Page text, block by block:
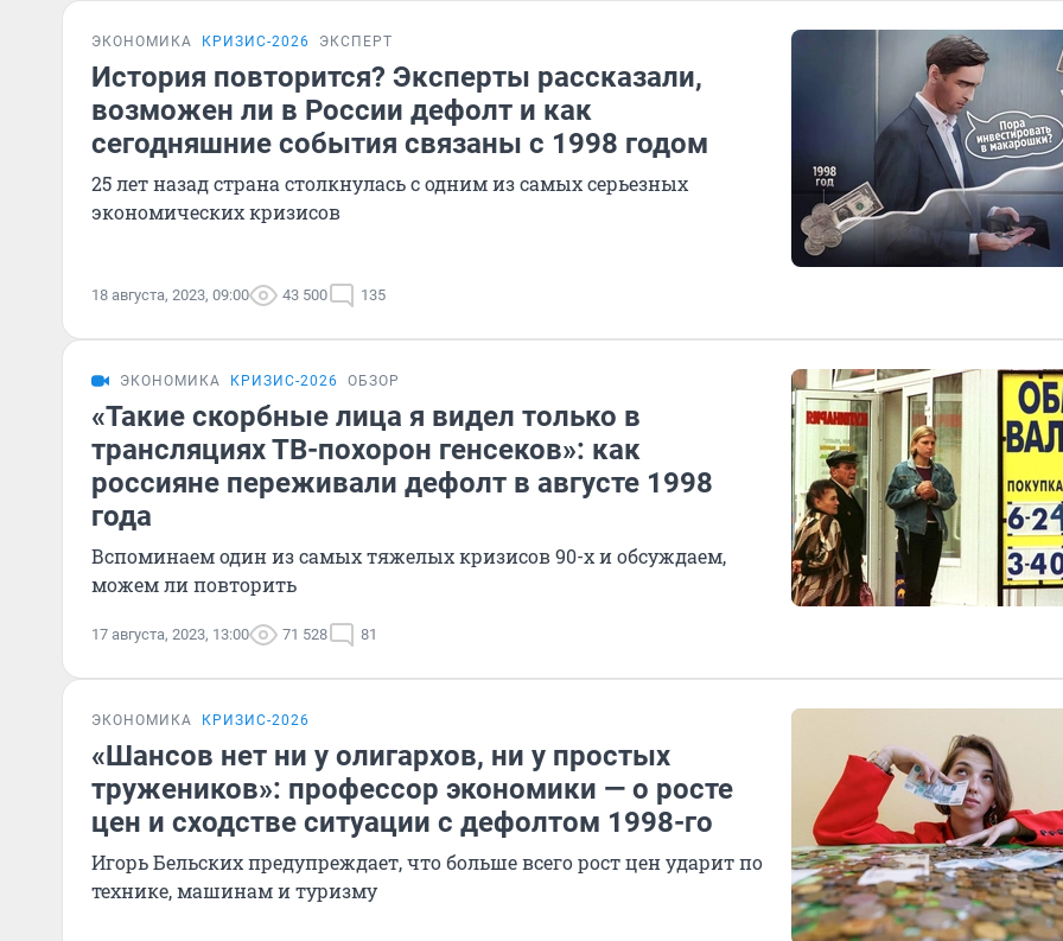
ЭКОНОМИКА КРИЗИС-2026 ЭКСПЕРТ
История повторится? Эксперты рассказали,
возможен ли в России дефолт и как
сегодняшние события связаны с 1998 годом
25 лет назад страна столкнулась с одним из самых серьезных
экономических кризисов
18 августа, 2023, 09:00 43 500 135
ЭКОНОМИКА КРИЗИС-2026 ОБЗОР
«Такие скорбные лица я видел только в
трансляциях ТВ-похорон генсеков»: как
россияне переживали дефолт в августе 1998
года
Вспоминаем один из самых тяжелых кризисов 90-х и обсуждаем,
можем ли повторить
17 августа, 2023, 13:00 71 528 81
ЭКОНОМИКА КРИЗИС-2026
«Шансов нет ни у олигархов, ни у простых
тружеников»: профессор экономики — о росте
цен и сходстве ситуации с дефолтом 1998-го
Игорь Бельских предупреждает, что больше всего рост цен ударит по
технике, машинам и туризму